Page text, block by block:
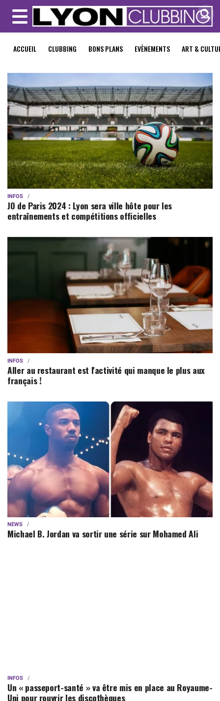
MENU
ACCUEIL CLUBBING BONS PLANS EVÈNEMENTS ART &
INFOS
JO de Paris 2024 : Lyon sera ville hôte pour les
entraînements et compétitions officielles
INFOS
Aller au restaurant est l'activité qui manque le plus aux
français !
NEWS
Michael B. Jordan va sortir une série sur Mohamed Ali
INFOS
Un « passeport-santé » va être mis en place au Royaume-
Uni pour rouvrir les discothèques